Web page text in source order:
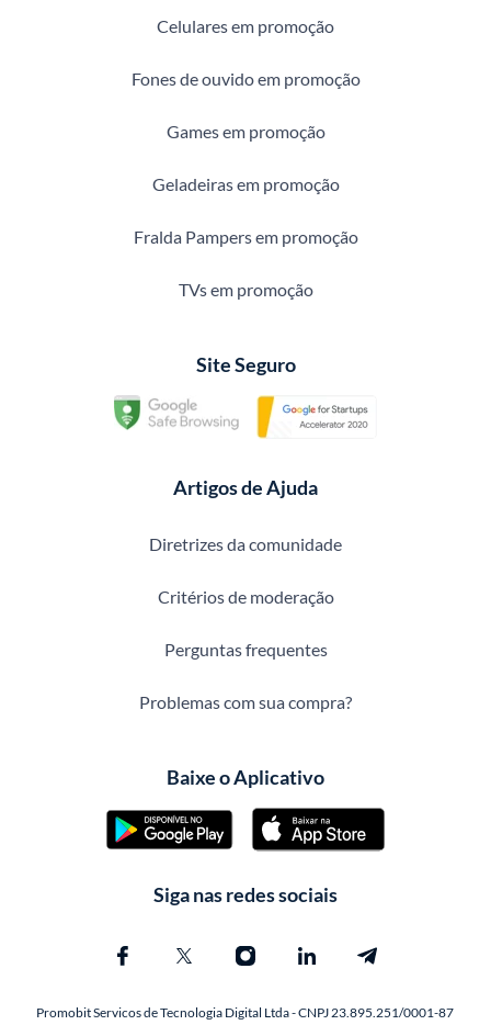
Celulares em promoção
Fones de ouvido em promoção
Games em promoção
Geladeiras em promoção
Fralda Pampers em promoção
TVs em promoção
Site Seguro
Artigos de Ajuda
Diretrizes da comunidade
Critérios de moderação
Perguntas frequentes
Problemas com sua compra?
Baixe o Aplicativo
Siga nas redes sociais
Promobit Servicos de Tecnologia Digital Ltda - CNPJ 23.895.251/0001-87